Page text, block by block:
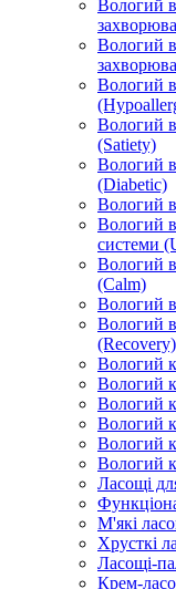
Вологий
Вологий
Вологий
Вологий
(Satiety)
Вологий
(Diabetic)
Вологий
Вологий
системи
Вологий
(Calm)
Вологий
Вологий
(Recovery)
Вологий
Вологий
Вологий
Вологий
Вологий
Вологий
Ласощі
М'які
Хрусткі
Ласощі-
Крем-